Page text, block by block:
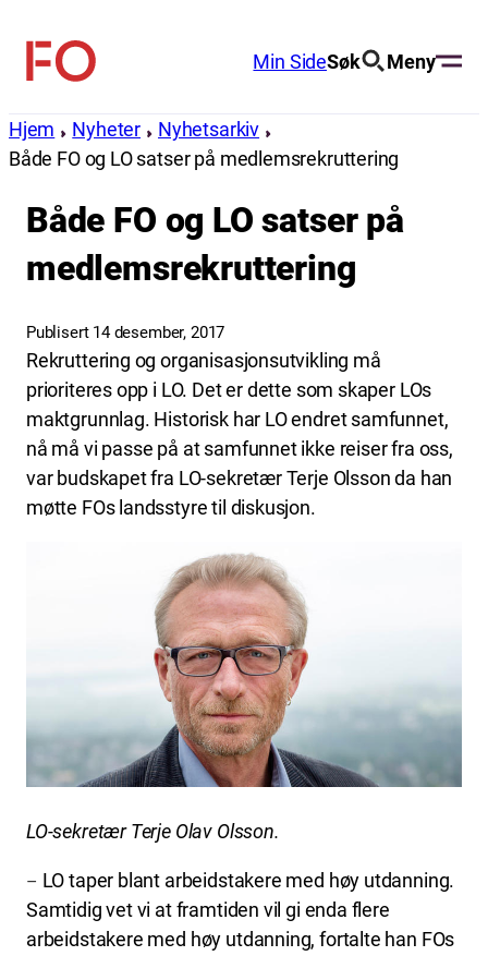
innhold
FO
Min SideSøk Meny
Hjem Nyheter
Nyhetsarkiv
Både FO og LO satser på medlemsrekruttering
Både FO og LO satser på
medlemsrekruttering
Publisert 14 desember, 2017
Rekruttering og organisasjonsutvikling må
prioriteres opp i LO. Det er dette som skaper LOs
maktgrunnlag. Historisk har LO endret samfunnet,
nå må vi passe på at samfunnet ikke reiser fra oss,
var budskapet fra LO-sekretær Terje Olsson da han
møtte FOs landsstyre til diskusjon.
LO-sekretær Terje Olav Olsson.
– LO taper blant arbeidstakere med høy utdanning.
Samtidig vet vi at framtiden vil gi enda flere
arbeidstakere med høy utdanning, fortalte han FOs